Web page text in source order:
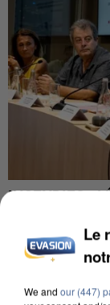
INCENDIES :
DE
Le
We and our (447)